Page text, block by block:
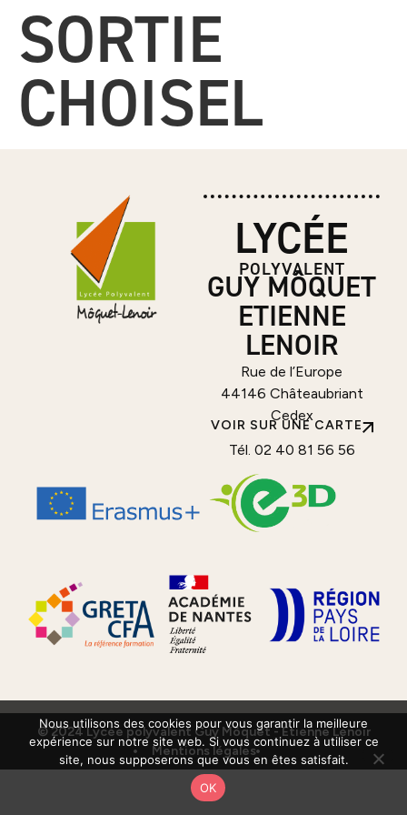
SORTIE
CHOISEL
LYCÉE
POLYVALENT
GUY MÔQUET
ETIENNE
LENOIR
Rue de l’Europe
44146 Châteaubriant
Cedex
VOIR SUR UNE CARTE
Tél. 02 40 81 56 56
© 2024 Lycée polyvalent Guy Môquet - Etienne Lenoir
Mentions légales
Nous utilisons des cookies pour vous garantir la meilleure
expérience sur notre site web. Si vous continuez à utiliser ce
site, nous supposerons que vous en êtes satisfait.
OK